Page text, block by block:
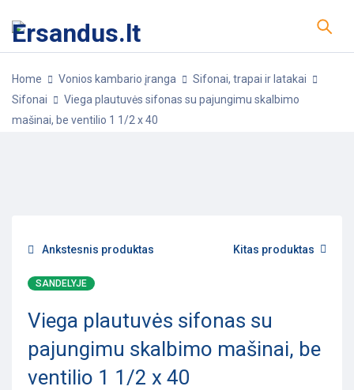
Home Vonios kambario įranga
Sifonai, trapai ir latakai
Sifonai
Viega plautuvės sifonas su pajungimu skalbimo
mašinai, be ventilio 1 1/2 x 40
Ankstesnis produktas Kitas produktas
SANDELYJE
Viega plautuvės sifonas su
pajungimu skalbimo mašinai, be
ventilio 1 1/2 x 40